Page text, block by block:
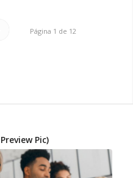
Página 1 de 12
Pic)